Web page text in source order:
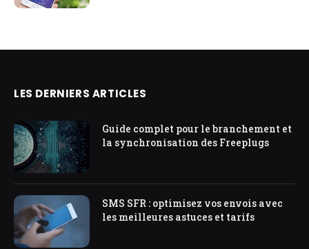
LES DERNIERS ARTICLES
Guide complet pour le branchement et
la synchronisation des Freeplugs
SMS SFR : optimisez vos envois avec
les meilleures astuces et tarifs